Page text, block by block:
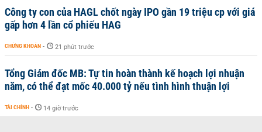
Công ty con của HAGL chốt ngày IPO gần 19 triệu cp với giá
gấp hơn 4 lần cổ phiếu HAG
CHỨNG KHOÁN - 21 phút trước
Tổng Giám đốc MB: Tự tin hoàn thành kế hoạch lợi nhuận
năm, có thể đạt mốc 40.000 tỷ nếu tình hình thuận lợi
TÀI CHÍNH - 14 giờ trước